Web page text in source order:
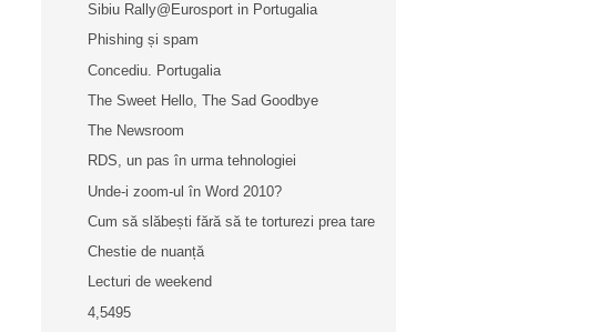
Sibiu Rally@Eurosport in Portugalia
Phishing și spam
Concediu. Portugalia
The Sweet Hello, The Sad Goodbye
The Newsroom
RDS, un pas în urma tehnologiei
Unde-i zoom-ul în Word 2010?
Cum să slăbești fără să te torturezi prea tare
Chestie de nuanță
Lecturi de weekend
4,5495